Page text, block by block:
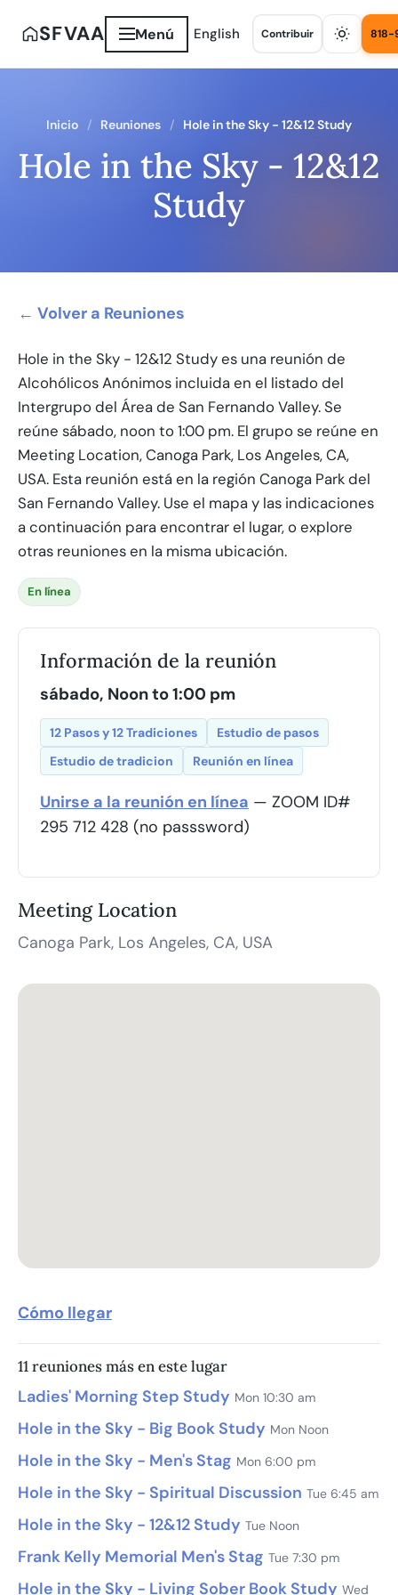
SFVAA Menú English Contribuir 818-
Inicio Reuniones Hole in the Sky - 12&12 Study
Hole in the Sky - 12&12
Study
← Volver a Reuniones
Hole in the Sky - 12&12 Study es una reunión de
Alcohólicos Anónimos incluida en el listado del
Intergrupo del Área de San Fernando Valley. Se
reúne sábado, noon to 1:00 pm. El grupo se reúne en
Meeting Location, Canoga Park, Los Angeles, CA,
USA. Esta reunión está en la región Canoga Park del
San Fernando Valley. Use el mapa y las indicaciones
a continuación para encontrar el lugar, o explore
otras reuniones en la misma ubicación.
En línea
Información de la reunión
sábado, Noon to 1:00 pm
12 Pasos y 12 Tradiciones
Estudio de pasos
Estudio de tradicion
Reunión en línea
Unirse a la reunión en línea — ZOOM ID#
295 712 428 (no passsword)
Meeting Location
Canoga Park, Los Angeles, CA, USA
Cómo llegar
11 reuniones más en este lugar
Ladies' Morning Step Study Mon 10:30 am
Hole in the Sky - Big Book Study Mon Noon
Hole in the Sky - Men's Stag Mon 6:00 pm
Hole in the Sky - Spiritual Discussion Tue 6:45 am
Hole in the Sky - 12&12 Study Tue Noon
Frank Kelly Memorial Men's Stag Tue 7:30 pm
Hole in the Sky - Living Sober Book Study Wed